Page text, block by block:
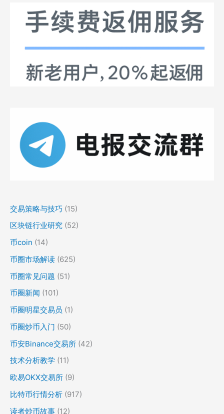
交易策略与技巧 (15)
区块链行业研究 (52)
币coin (14)
币圈市场解读 (625)
币圈常见问题 (51)
币圈新闻 (101)
币圈明星交易员 (1)
币圈炒币入门 (50)
币安Binance交易所 (42)
技术分析教学 (11)
欧易OKX交易所 (9)
比特币行情分析 (917)
读者炒币故事 (12)